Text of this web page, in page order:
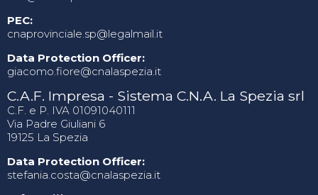
PEC:
cnaprovinciale.sp@legalmail.it
Data Protection Officer:
giacomo.fiore@cnalaspezia.it
C.A.F. Impresa - Sistema C.N.A. La Spezia srl
C.F. e P. IVA 01091040111
Via Padre Giuliani 6
19125 La Spezia
Data Protection Officer:
stefania.costa@cnalaspezia.it